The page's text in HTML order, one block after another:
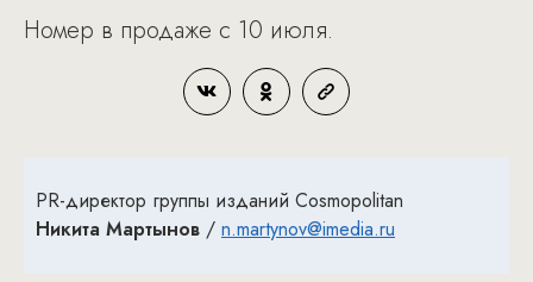
Номер в продаже с 10 июля.
PR-директор группы изданий Cosmopolitan
Никита Мартынов / n.martynov@imedia.ru